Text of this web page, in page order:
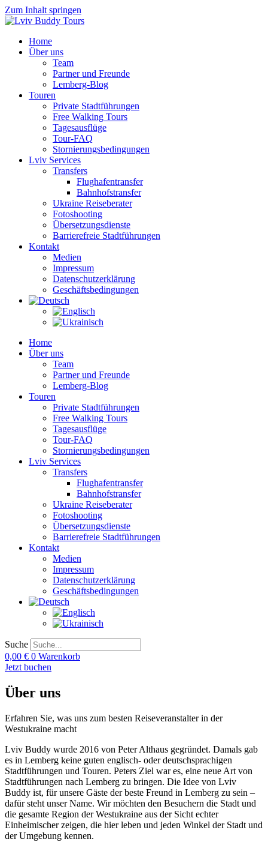
Zum Inhalt springen
Home
Über uns
Team
Partner und Freunde
Lemberg-Blog
Touren
Private Stadtführungen
Free Walking Tours
Tagesausflüge
Tour-FAQ
Stornierungsbedingungen
Lviv Services
Transfers
Flughafentransfer
Bahnhofstransfer
Ukraine Reiseberater
Fotoshooting
Übersetzungsdienste
Barrierefreie Stadtführungen
Kontakt
Medien
Impressum
Datenschutzerklärung
Geschäftsbedingungen
Home
Über uns
Team
Partner und Freunde
Lemberg-Blog
Touren
Private Stadtführungen
Free Walking Tours
Tagesausflüge
Tour-FAQ
Stornierungsbedingungen
Lviv Services
Transfers
Flughafentransfer
Bahnhofstransfer
Ukraine Reiseberater
Fotoshooting
Übersetzungsdienste
Barrierefreie Stadtführungen
Kontakt
Medien
Impressum
Datenschutzerklärung
Geschäftsbedingungen
Suche
0,00 € 0 Warenkorb
Jetzt buchen
Über uns
Erfahren Sie, was uns zum besten Reiseveranstalter in der
Westukraine macht
Lviv Buddy wurde 2016 von Peter Althaus gegründet. Damals gab
es in Lemberg keine guten englisch- oder deutschsprachigen
Stadtführungen und Touren. Peters Ziel war es, eine neue Art von
Stadtführungen nach Lemberg zu bringen. Die Idee von Lviv
Buddy ist, für unsere Gäste der beste Freund in Lemberg zu sein –
dafür steht unser Name. Wir möchten den Besuchern die Stadt und
die gesamte Region der Westukraine aus der Sicht echter
Einheimischer zeigen, die hier leben und jeden Winkel der Stadt und
der Umgebung kennen.